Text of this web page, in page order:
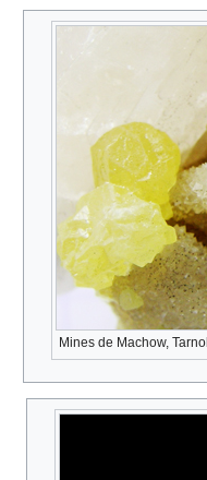
Mines de Machow,